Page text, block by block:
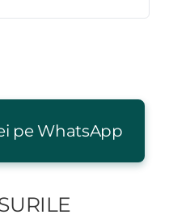
pe WhatsApp